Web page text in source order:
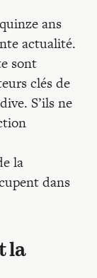
ans
actualité.
sont
clés de
S’ils ne
la
dans
la